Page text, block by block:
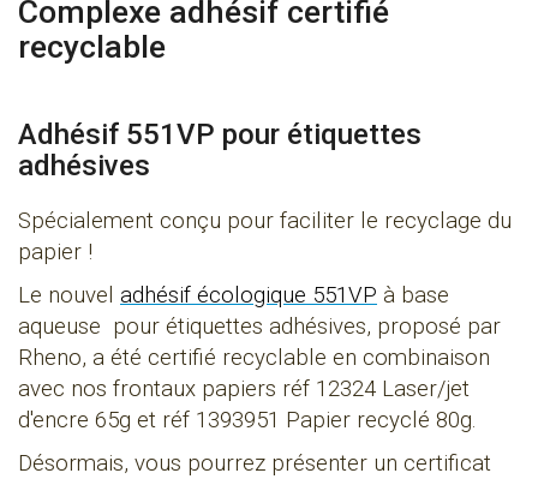
Complexe adhésif certifié
recyclable
Adhésif 551VP pour étiquettes
adhésives
Spécialement conçu pour faciliter le recyclage du
papier !
Le nouvel adhésif écologique 551VP à base
aqueuse pour étiquettes adhésives, proposé par
Rheno, a été certifié recyclable en combinaison
avec nos frontaux papiers réf 12324 Laser/jet
d'encre 65g et réf 1393951 Papier recyclé 80g.
Désormais, vous pourrez présenter un certificat